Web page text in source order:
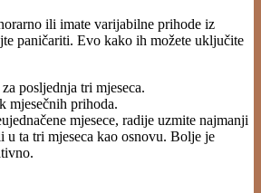
ili imate varijabilne prihode iz
paničariti. Evo kako ih možete uključite
posljednja tri mjeseca.
mjesečnih prihoda.
mjesece, radije uzmite najmanji
u ta tri mjeseca kao osnovu. Bolje je